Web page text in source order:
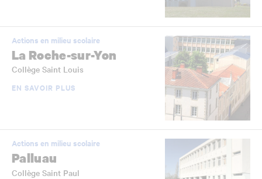
Actions en milieu scolaire
La Roche-sur-Yon
Collège Saint Louis
EN SAVOIR PLUS
Actions en milieu scolaire
Palluau
Collège Saint Paul